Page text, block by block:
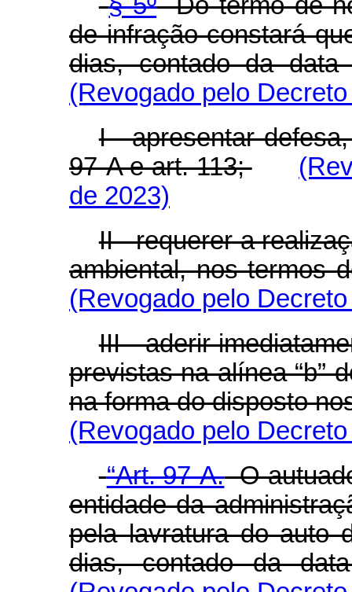
de infração constará
dias, contado da data
(Revogado pelo
I - apresentar
97-A e art. 113;
de 2023)
II - requerer a
ambiental, nos termos
(Revogado pelo
III - aderir
previstas na alínea “b”
na forma do disposto
(Revogado pelo
“Art. 97-A.O
entidade da
pela lavratura do auto
dias, contado da